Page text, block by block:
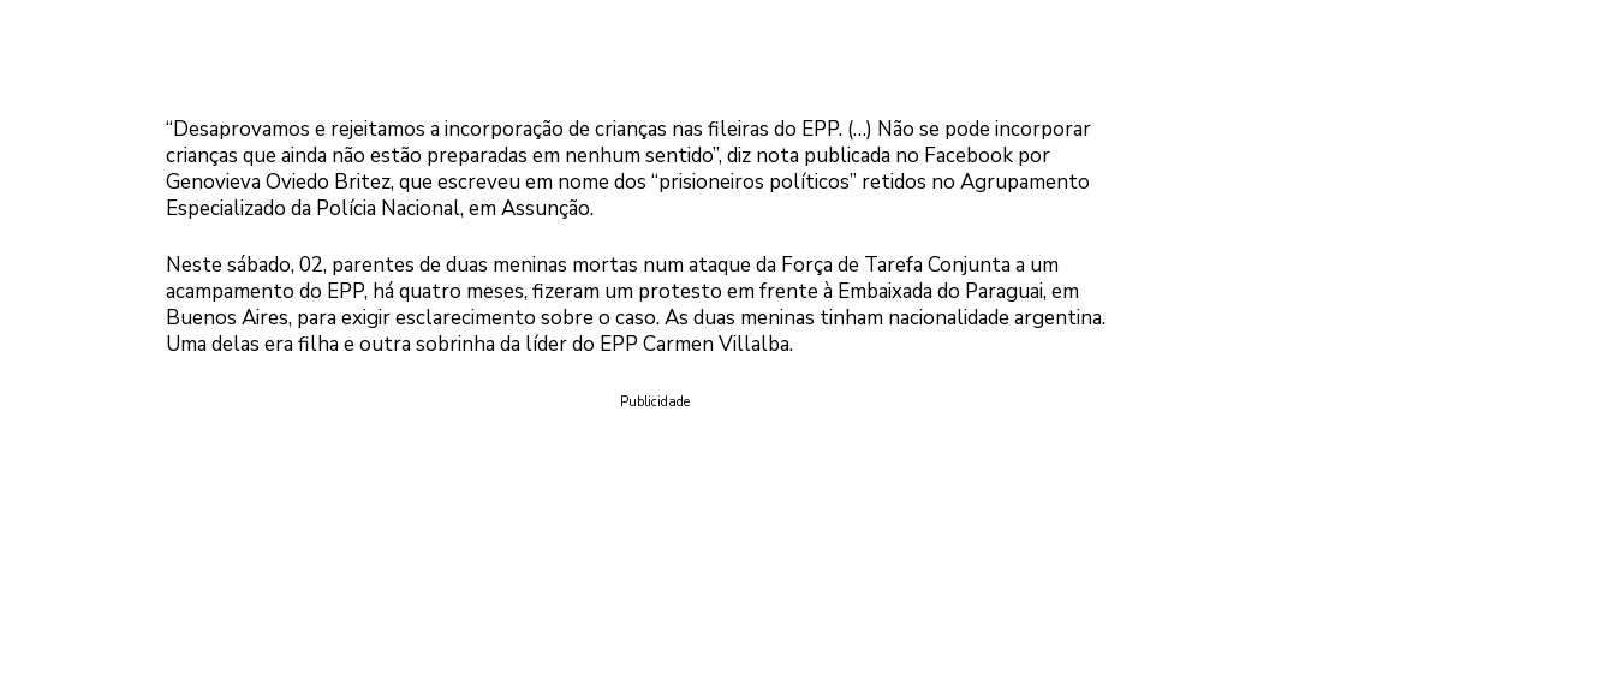
“Desaprovamos e rejeitamos a incorporação de crianças nas fileiras do EPP. (…) Não se pode incorporar
crianças que ainda não estão preparadas em nenhum sentido”, diz nota publicada no Facebook por
Genovieva Oviedo Britez, que escreveu em nome dos “prisioneiros políticos” retidos no Agrupamento
Especializado da Polícia Nacional, em Assunção.
Neste sábado, 02, parentes de duas meninas mortas num ataque da Força de Tarefa Conjunta a um
acampamento do EPP, há quatro meses, fizeram um protesto em frente à Embaixada do Paraguai, em
Buenos Aires, para exigir esclarecimento sobre o caso. As duas meninas tinham nacionalidade argentina.
Uma delas era filha e outra sobrinha da líder do EPP Carmen Villalba.
Publicidade